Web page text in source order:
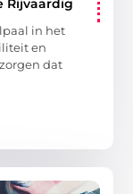
in het
en
dat